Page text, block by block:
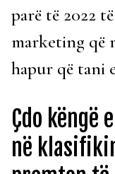
parë të 2022
marketing që
hapur që tani
Çdo këngë
në